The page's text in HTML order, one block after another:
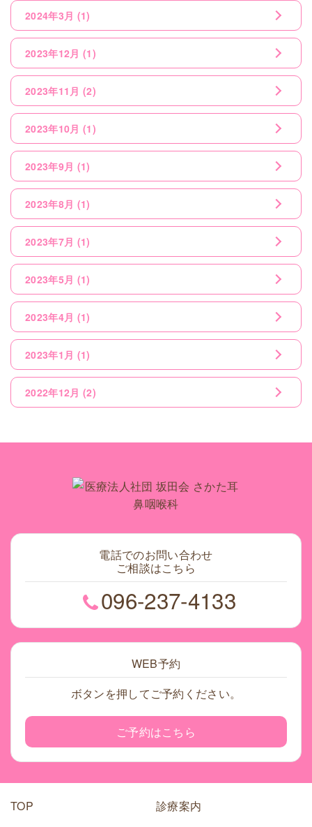
2024年3月 (1)
2023年12月 (1)
2023年11月 (2)
2023年10月 (1)
2023年9月 (1)
2023年8月 (1)
2023年7月 (1)
2023年5月 (1)
2023年4月 (1)
2023年1月 (1)
2022年12月 (2)
電話でのお問い合わせ
ご相談はこちら
096-237-4133
WEB予約
ボタンを押してご予約ください。
ご予約はこちら
TOP
診療案内